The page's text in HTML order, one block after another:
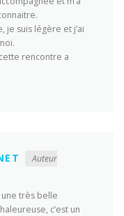
je suis légère et j’ai
rencontre a
Auteur
très belle
c’est un